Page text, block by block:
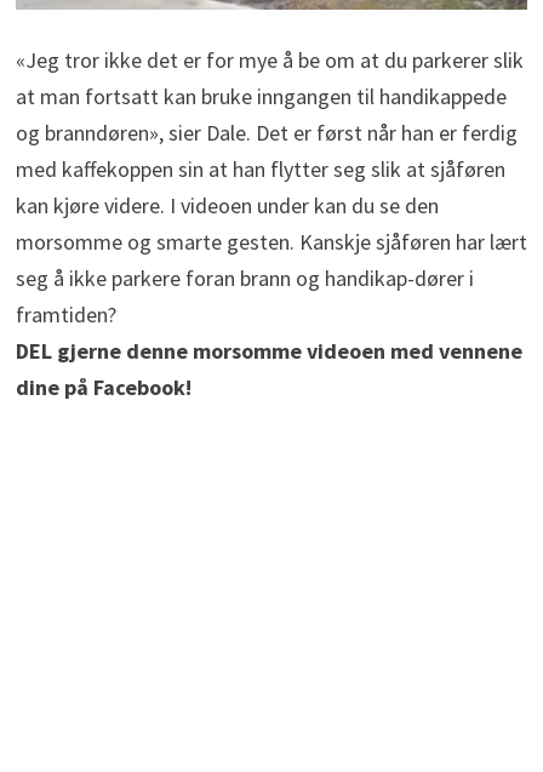
«Jeg tror ikke det er for mye å be om at du parkerer slik
at man fortsatt kan bruke inngangen til handikappede
og branndøren», sier Dale. Det er først når han er ferdig
med kaffekoppen sin at han flytter seg slik at sjåføren
kan kjøre videre. I videoen under kan du se den
morsomme og smarte gesten. Kanskje sjåføren har lært
seg å ikke parkere foran brann og handikap-dører i
framtiden?
DEL gjerne denne morsomme videoen med vennene
dine på Facebook!